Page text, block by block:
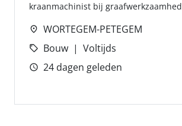
kraanmachinist bij
WORTEGEM-PETEGEM
Bouw
Voltijds
24 dagen geleden